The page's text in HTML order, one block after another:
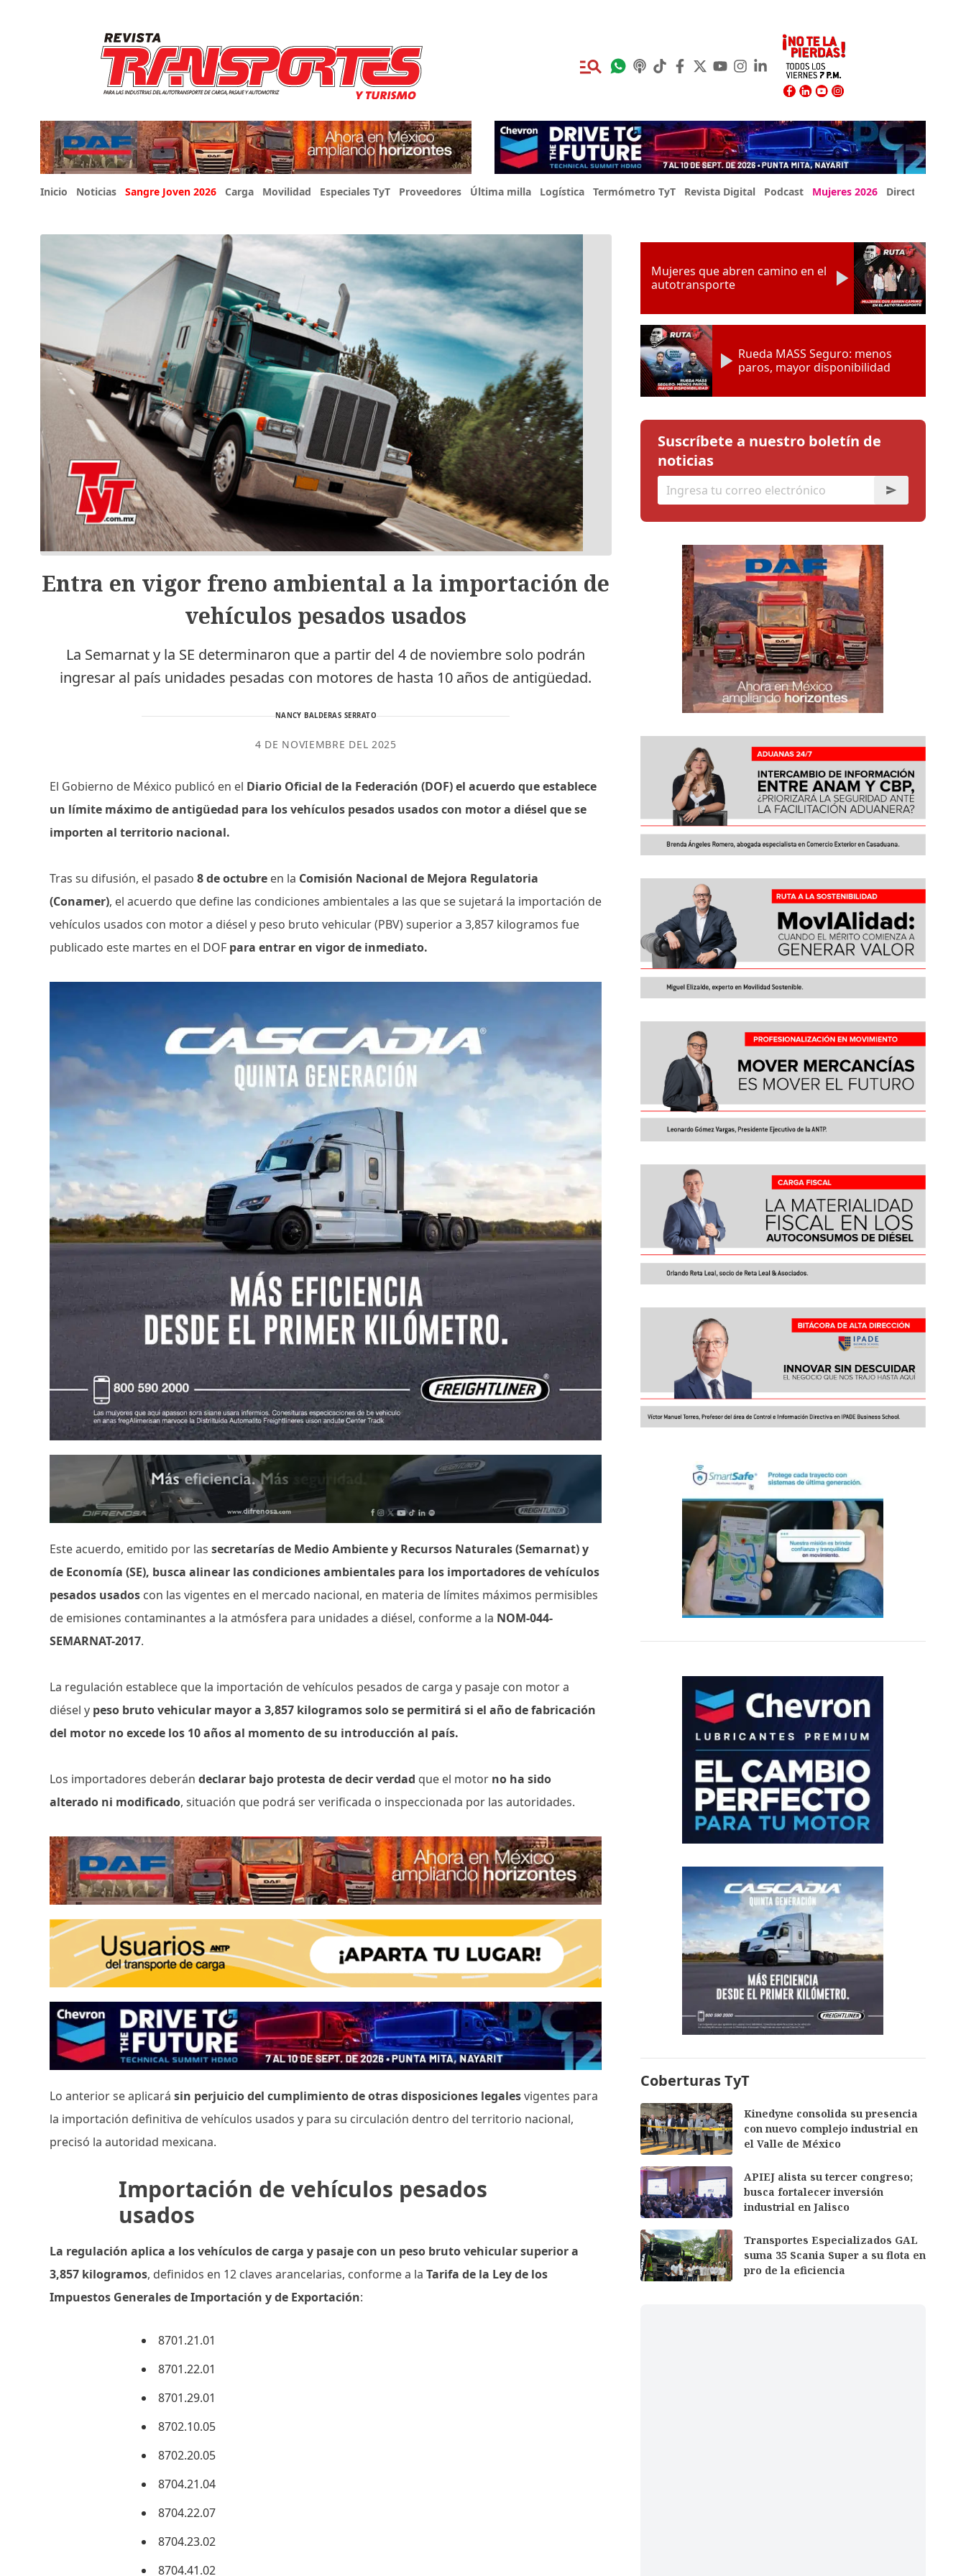
Inicio Noticias Sangre Joven 2026 Carga Movilidad Especiales TyT Proveedores Última milla Logística Termómetro TyT Revista Digital Podcast Mujeres 2026 Directorio Expo
Entra en vigor freno ambiental a la importación de
vehículos pesados usados
La Semarnat y la SE determinaron que a partir del 4 de noviembre solo podrán
ingresar al país unidades pesadas con motores de hasta 10 años de antigüedad.
NANCY BALDERAS SERRATO
4 DE NOVIEMBRE DEL 2025
El Gobierno de México publicó en el Diario Oficial de la Federación (DOF)el acuerdo que establece
un límite máximo de antigüedad para los vehículos pesados usados con motor a diésel que se
importen al territorio nacional.
Tras su difusión, el pasado8 de octubre en la Comisión Nacional de Mejora Regulatoria
(Conamer), el acuerdo que define las condiciones ambientales a las que se sujetará la importación de
vehículos usados con motor a diésel y peso bruto vehicular (PBV) superior a 3,857 kilogramos fue
publicado este martes en el DOF para entrar en vigor de inmediato.
Este acuerdo, emitido por lassecretarías de Medio Ambiente y Recursos Naturales (Semarnat) y
de Economía (SE), busca alinear las condiciones ambientales para los importadores de vehículos
pesados usados con las vigentes en el mercado nacional, en materia de límites máximos permisibles
de emisiones contaminantes a la atmósfera para unidades a diésel, conforme a la NOM-044-
SEMARNAT-2017.
La regulación establece que la importación de vehículos pesados de carga y pasaje con motor a
diésel y peso bruto vehicular mayor a 3,857 kilogramossolo se permitirá si el año de fabricación
del motor no excede los 10 años al momento de su introducción al país.
Los importadores deberándeclarar bajo protesta de decir verdad que el motor no ha sido
alterado ni modificado, situación que podrá ser verificada o inspeccionada por las autoridades.
Lo anterior se aplicarásin perjuicio del cumplimiento de otras disposiciones legalesvigentes para
la importación definitiva de vehículos usados y para su circulación dentro del territorio nacional,
precisó la autoridad mexicana.
Importación de vehículos pesados
usados
La regulación aplica a los vehículos de carga y pasaje con un peso bruto vehicular superior a
3,857 kilogramos, definidos en 12 claves arancelarias, conforme a laTarifa de la Ley de los
Impuestos Generales de Importación y de Exportación:
8701.21.01
8701.22.01
8701.29.01
8702.10.05
8702.20.05
8704.21.04
8704.22.07
8704.23.02
8704.41.02
Mujeres que abren camino en el
autotransporte
Rueda MASS Seguro: menos
paros, mayor disponibilidad
Suscríbete a nuestro boletín de
noticias
Coberturas TyT
Kinedyne consolida su presencia
con nuevo complejo industrial en
el Valle de México
APIEJ alista su tercer congreso;
busca fortalecer inversión
industrial en Jalisco
Transportes Especializados GAL
suma 35 Scania Super a su flota en
pro de la eficiencia